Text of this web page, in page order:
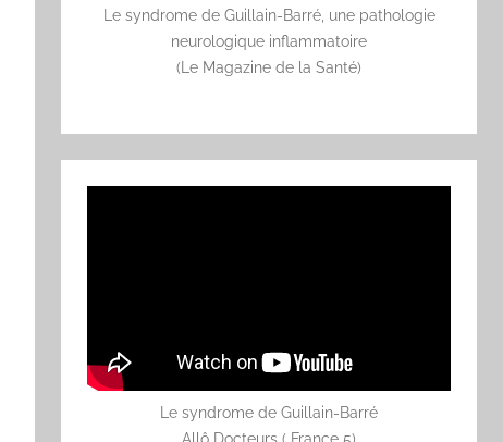
Le syndrome de Guillain-Barré, une pathologie
neurologique inflammatoire
(Le Magazine de la Santé)
Le syndrome de Guillain-Barré